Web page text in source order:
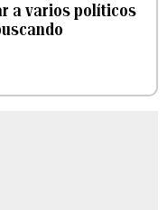
a varios políticos